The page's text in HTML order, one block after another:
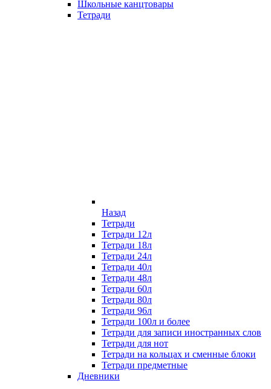
Школьные канцтовары
Тетради
Назад
Тетради
Тетради 12л
Тетради 18л
Тетради 24л
Тетради 40л
Тетради 48л
Тетради 60л
Тетради 80л
Тетради 96л
Тетради 100л и более
Тетради для записи иностранных слов
Тетради для нот
Тетради на кольцах и сменные блоки
Тетради предметные
Дневники